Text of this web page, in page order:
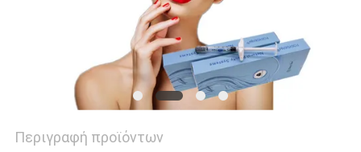
Περιγραφή προϊόντων